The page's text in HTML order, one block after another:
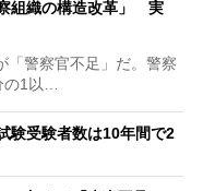
組織の構造改革」 実
警察官不足」だ。警察
の1以…
験受験者数は10年間で2